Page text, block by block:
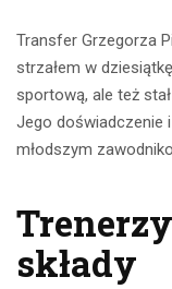
Transfer Grzegorza
strzałem w
sportową, ale też
Jego doświadczenie
młodszym
składy